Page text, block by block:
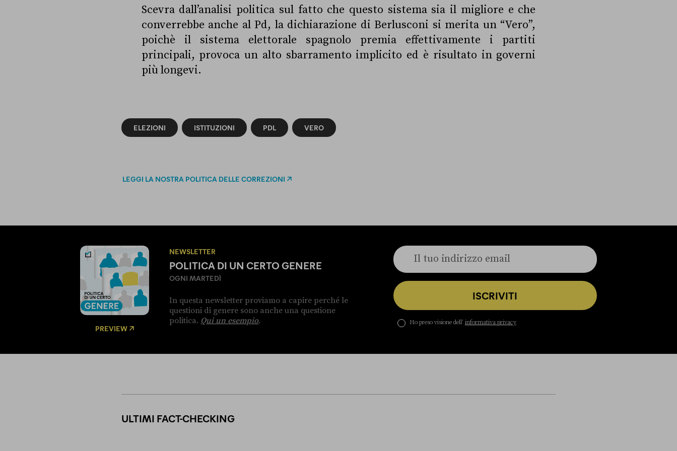
Scevra dall’analisi politica sul fatto che questo sistema sia il migliore e che
converrebbe anche al Pd, la dichiarazione di Berlusconi si merita un “Vero”,
poichè il sistema elettorale spagnolo premia effettivamente i partiti
principali, provoca un alto sbarramento implicito ed è risultato in governi
più longevi.
ELEZIONI ISTITUZIONI PDL VERO
LEGGI LA NOSTRA POLITICA DELLE CORREZIONI
PREVIEW
NEWSLETTER
POLITICA DI UN CERTO GENERE
OGNI MARTEDÌ
In questa newsletter proviamo a capire perché le
questioni di genere sono anche una questione
politica. Qui un esempio.
ISCRIVITI
Ho preso visione dell’ informativa privacy
ULTIMI FACT-CHECKING